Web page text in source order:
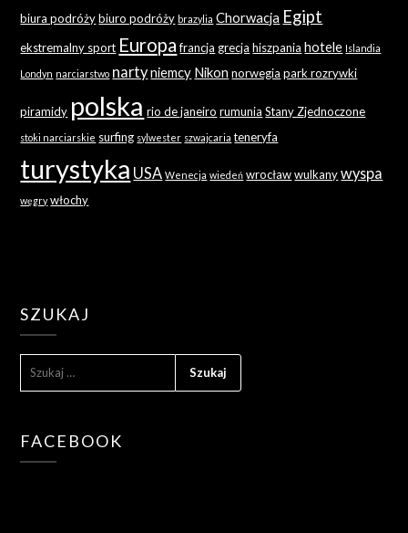
biura podróży biuro podróży brazylia Chorwacja Egipt
ekstremalny sport Europa francja grecja hiszpania hotele Islandia
Londyn narciarstwo nartyniemcy Nikon norwegia park rozrywki
piramidy polska rio de janeiro rumunia Stany Zjednoczone
stoki narciarskie surfing sylwester szwajcaria teneryfa
turystyka USA Wenecja wiedeń wrocław wulkany wyspa
węgry włochy
SZUKAJ
FACEBOOK